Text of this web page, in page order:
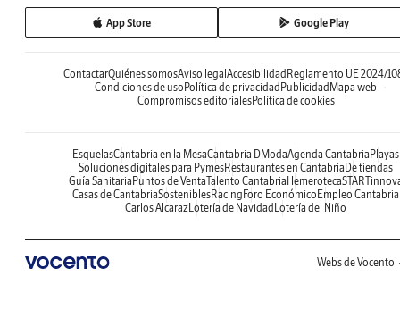
App Store Google Play
ContactarQuiénes somosAviso legal Accesibilidad Reglamento UE 2024/
Condiciones de uso Política de privacidad Publicidad Mapa web
Compromisos editorialesPolítica de cookies
EsquelasCantabria en la MesaCantabria DModaAgenda Cantabria Playas
Soluciones digitales para PymesRestaurantes en Cantabria De tiendas
Guía Sanitaria Puntos de VentaTalento Cantabria Hemeroteca
Casas de CantabriaSosteniblesRacing Foro Económico Empleo Cantabria
Carlos AlcarazLotería de Navidad Lotería del Niño
Webs de Vocento